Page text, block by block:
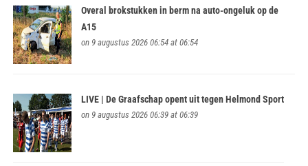
Overal brokstukken in berm na auto-ongeluk op de
A15
on 9 augustus 2026 06:54 at 06:54
LIVE | De Graafschap opent uit tegen Helmond Sport
on 9 augustus 2026 06:39 at 06:39